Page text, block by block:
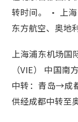
转时间。 • 上
东方航空、奥地
上海浦东机场
（VIE） 中国
中转：青岛→成
供经成都中转至